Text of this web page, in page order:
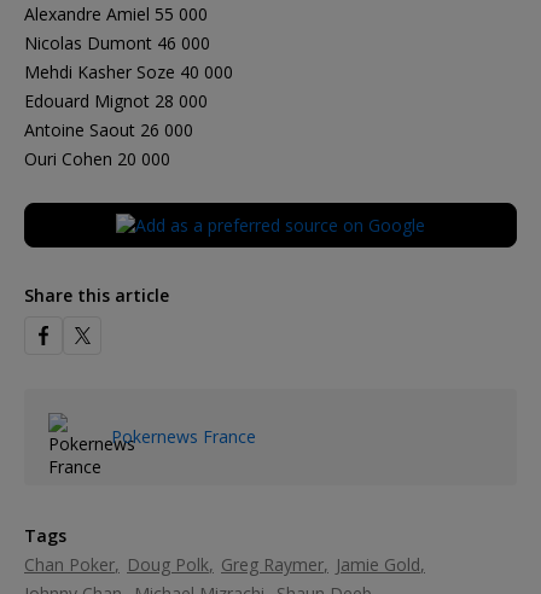
Alexandre Amiel 55 000
Nicolas Dumont 46 000
Mehdi Kasher Soze 40 000
Edouard Mignot 28 000
Antoine Saout 26 000
Ouri Cohen 20 000
Share this article
Pokernews France
Tags
Chan Poker
Doug Polk Greg Raymer
Jamie Gold